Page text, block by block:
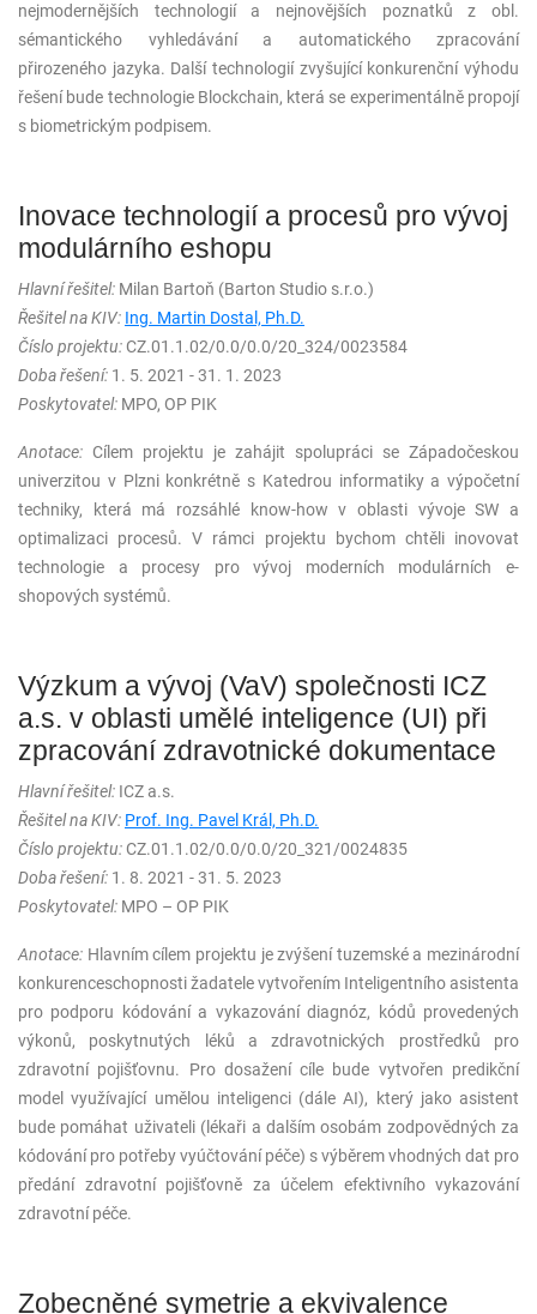
nejmodernějších technologií a nejnovějších poznatků z obl.
sémantického vyhledávání a automatického zpracování
přirozeného jazyka. Další technologií zvyšující konkurenční výhodu
řešení bude technologie Blockchain, která se experimentálně propojí
s biometrickým podpisem.
Inovace technologií a procesů pro vývoj
modulárního eshopu
Hlavní řešitel: Milan Bartoň (Barton Studio s.r.o.)
Řešitel na KIV: Ing. Martin Dostal, Ph.D.
Číslo projektu:CZ.01.1.02/0.0/0.0/20_324/0023584
Doba řešení: 1. 5. 2021 - 31. 1. 2023
Poskytovatel: MPO, OP PIK
Anotace: Cílem projektu je zahájit spolupráci se Západočeskou
univerzitou v Plzni konkrétně s Katedrou informatiky a výpočetní
techniky, která má rozsáhlé know-how v oblasti vývoje SW a
optimalizaci procesů. V rámci projektu bychom chtěli inovovat
technologie a procesy pro vývoj moderních modulárních e-
shopových systémů.
Výzkum a vývoj (VaV) společnosti ICZ
a.s. v oblasti umělé inteligence (UI) při
zpracování zdravotnické dokumentace
Hlavní řešitel: ICZ a.s.
Řešitel na KIV: Prof. Ing. Pavel Král, Ph.D.
Číslo projektu:CZ.01.1.02/0.0/0.0/20_321/0024835
Doba řešení: 1. 8. 2021 - 31. 5. 2023
Poskytovatel: MPO – OP PIK
Anotace: Hlavním cílem projektu je zvýšení tuzemské a mezinárodní
konkurenceschopnosti žadatele vytvořením Inteligentního asistenta
pro podporu kódování a vykazování diagnóz, kódů provedených
výkonů, poskytnutých léků a zdravotnických prostředků pro
zdravotní pojišťovnu. Pro dosažení cíle bude vytvořen predikční
model využívající umělou inteligenci (dále AI), který jako asistent
bude pomáhat uživateli (lékaři a dalším osobám zodpovědných za
kódování pro potřeby vyúčtování péče) s výběrem vhodných dat pro
předání zdravotní pojišťovně za účelem efektivního vykazování
zdravotní péče.
Zobecněné symetrie a ekvivalence